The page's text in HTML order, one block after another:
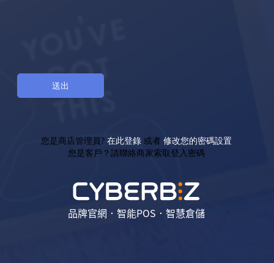
您是商店管理員? 在此登錄 或者 修改您的密碼設置
您是客戶？請聯絡商家索取登入密碼